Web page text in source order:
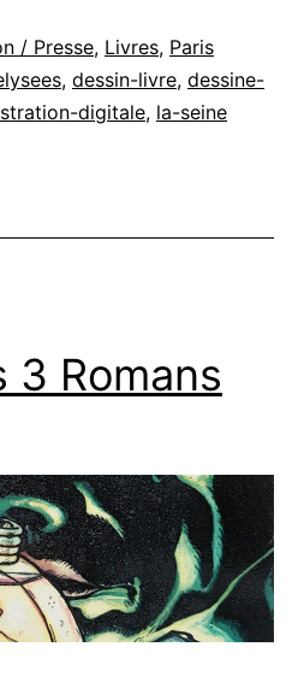
/ Presse, Livres, Paris
, dessin-livre, dessine-
digitale, la-seine
3 Romans